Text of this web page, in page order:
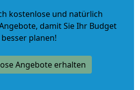
kostenlose und natürlich
, damit Sie Ihr Budget
besser planen!
Angebote erhalten